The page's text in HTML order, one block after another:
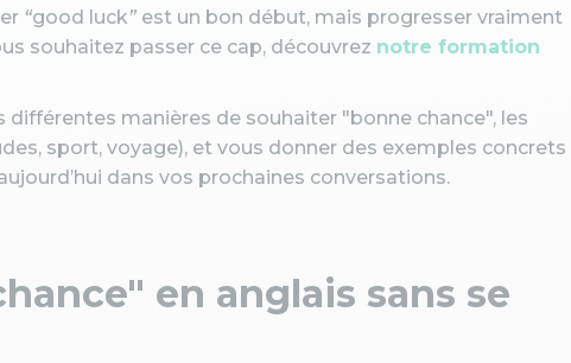
“good luck” est un bon début, mais progresser vraiment
souhaitez passer ce cap, découvrez notre formation
différentes manières de souhaiter "bonne chance", les
sport, voyage), et vous donner des exemples concrets
dans vos prochaines conversations.
en anglais sans se